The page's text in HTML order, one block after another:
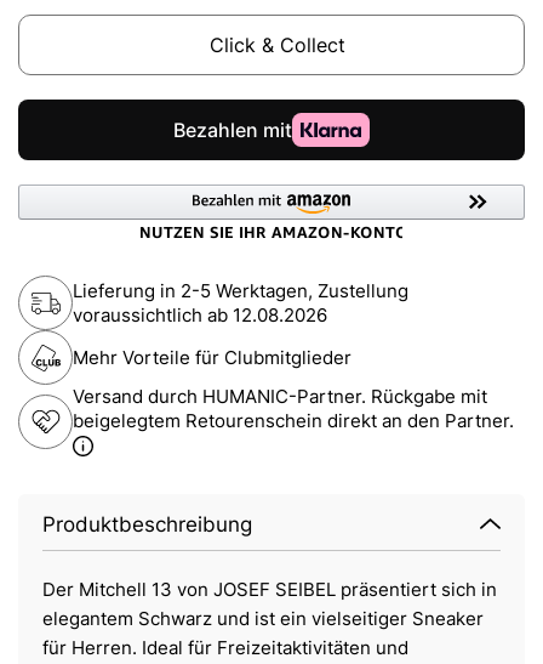
Click & Collect
Lieferung in 2-5 Werktagen, Zustellung
voraussichtlich ab 12.08.2026
Mehr Vorteile für Clubmitglieder
Versand durch HUMANIC-Partner. Rückgabe mit
beigelegtem Retourenschein direkt an den Partner.
Produktbeschreibung
Der Mitchell 13 von JOSEF SEIBEL präsentiert sich in
elegantem Schwarz und ist ein vielseitiger Sneaker
für Herren. Ideal für Freizeitaktivitäten und